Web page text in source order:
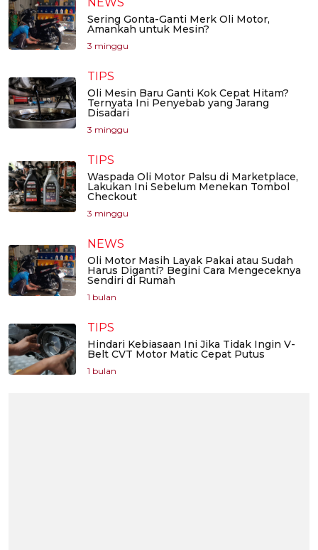
NEWS
Sering Gonta-Ganti Merk Oli Motor,
Amankah untuk Mesin?
3 minggu
TIPS
Oli Mesin Baru Ganti Kok Cepat Hitam?
Ternyata Ini Penyebab yang Jarang
Disadari
3 minggu
TIPS
Waspada Oli Motor Palsu di Marketplace,
Lakukan Ini Sebelum Menekan Tombol
Checkout
3 minggu
NEWS
Oli Motor Masih Layak Pakai atau Sudah
Harus Diganti? Begini Cara Mengeceknya
Sendiri di Rumah
1 bulan
TIPS
Hindari Kebiasaan Ini Jika Tidak Ingin V-
Belt CVT Motor Matic Cepat Putus
1 bulan